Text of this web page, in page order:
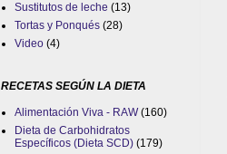
Sustitutos de leche (13)
Tortas y Ponqués (28)
Video (4)
RECETAS SEGÚN LA DIETA
Alimentación Viva - RAW (160)
Dieta de Carbohidratos
Específicos (Dieta SCD) (179)